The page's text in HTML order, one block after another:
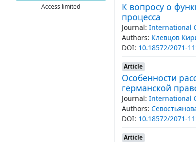
Access limited
К вопросу о
процесса
Journal: International
Authors: Клевцов
DOI: 10.18572/2071-
Article
Особенности
германской
Journal: International
Authors:
DOI: 10.18572/2071-
Article